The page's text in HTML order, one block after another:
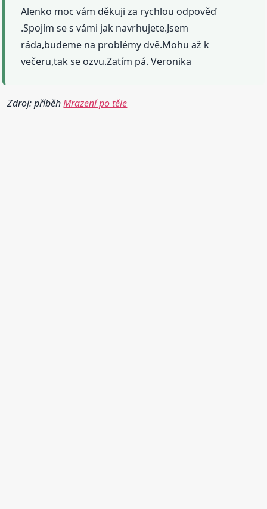
Alenko moc vám děkuji za rychlou odpověď
.Spojím se s vámi jak navrhujete.Jsem
ráda,budeme na problémy dvě.Mohu až k
večeru,tak se ozvu.Zatím pá. Veronika
Zdroj: příběhMrazení po těle